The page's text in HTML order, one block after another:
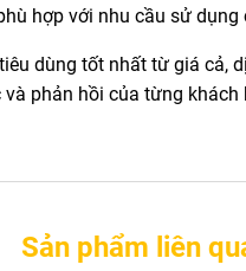
hợp với nhu cầu sử dụng
dùng tốt nhất từ giá cả,
phản hồi của từng khách
Sản phẩm liên